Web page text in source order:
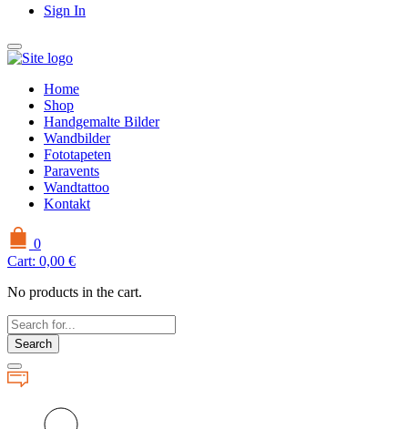
Sign In
Home
Shop
Handgemalte Bilder
Wandbilder
Fototapeten
Paravents
Wandtattoo
Kontakt
0
Cart: 0,00 €
No products in the cart.
Search